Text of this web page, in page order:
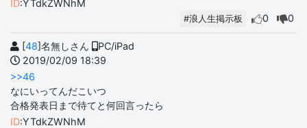
ID:YTdkZWNhM
#浪人生掲示板 0 0
[48]名無しさん
PC/iPad
2019/02/09 18:39
>>46
なにいってんだこいつ
合格発表日まで待てと何回言ったら
ID:YTdkZWNhM